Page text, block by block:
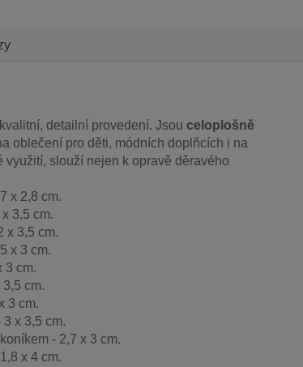
detailní provedení. Jsou celoplošně
oblečení pro děti, módních doplňcích i na
slouží nejen k opravě děravého
x 2,8 cm.
3,5 cm.
x 3,5 cm.
x 3 cm.
3 cm.
cm.
3 cm.
x 3,5 cm.
- 2,7 x 3 cm.
x 4 cm.